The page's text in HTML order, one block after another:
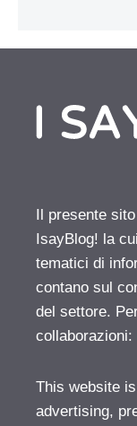
Il presente
IsayBlog! la
tematici di
contano sul
del settore.
collaborazioni:
This website
advertising,